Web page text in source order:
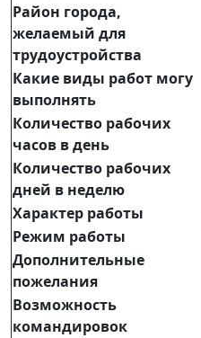
Район города,
желаемый для
трудоустройства
Какие виды работ могу
выполнять
Количество рабочих
часов в день
Количество рабочих
дней в неделю
Характер работы
Режим работы
Дополнительные
пожелания
Возможность
командировок